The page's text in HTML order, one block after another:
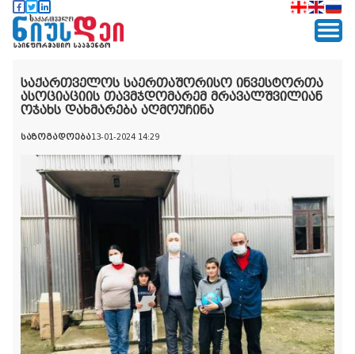
საქართველოს საერთაშორისო ინვესტორთა
ასოციაციის თავმჯდომარემ მრავალშვილიან
ოჯახს დახმარება აღმოუჩინა
საზოგადოება13-01-2024 14:29